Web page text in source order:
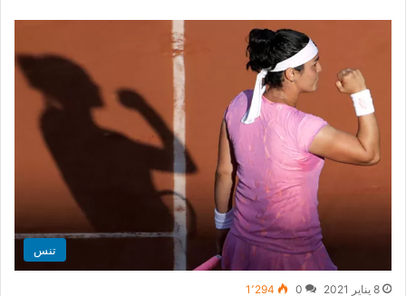
تنس
8 يناير 2021 0 1٬294